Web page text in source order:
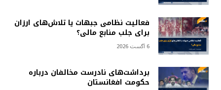
فعالیت نظامی جبهات یا تلاش‌های ارزان
برای جلب منابع مالی؟
6 آگست 2026
برداشت‌های نادرست مخالفان درباره
حکومت افغانستان